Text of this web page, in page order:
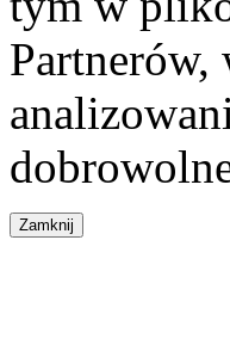
Partnerów,